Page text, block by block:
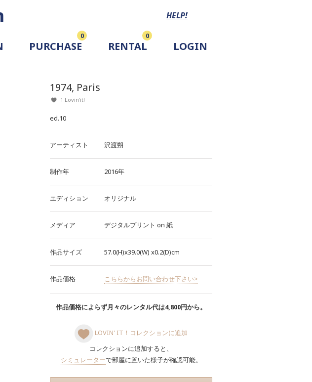
HELP!
PURCHASE
0
RENTAL
0
LOGIN
1974, Paris
1 Lovin'it!
ed.10
アーティスト 沢渡朔
制作年 2016年
エディション オリジナル
メディア デジタルプリント on 紙
作品サイズ 57.0(H)x39.0(W) x0.2(D)cm
作品価格 こちらからお問い合わせ下さい>
作品価格によらず月々のレンタル代は4,800円から。
LOVIN' IT！コレクションに追加
コレクションに追加すると、
シミュレーターで部屋に置いた様子が確認可能。